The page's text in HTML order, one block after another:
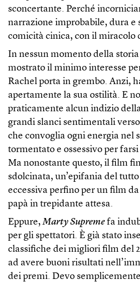
sconcertante. Perché
narrazione improbabile, dura e
comicità cinica, con il miracolo
In nessun momento della
mostrato il minimo interesse
Rachel porta in grembo. Anzi,
apertamente la sua ostilità. E
praticamente alcun indizio
grandi slanci sentimentali
che convoglia ogni energia nel
tormentato e ossessivo per
Ma nonostante questo, il film
sdolcinata, un’epifania del
eccessiva perfino per un film
papà in trepidante attesa.
Eppure,Marty Supreme fa
per gli spettatori. È già stato
classifiche dei migliori film del
ad avere buoni risultati
dei premi. Devo